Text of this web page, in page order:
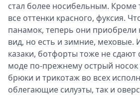
стал более носибельным. Кроме
все оттенки красного, фуксия.
панамок, теперь они приобрели
вид, но есть и зимние, меховые.
казаки, ботфорты тоже не сдают
моде по-прежнему острый
брюки и трикотаж во всех
облегающие силуэты, так и